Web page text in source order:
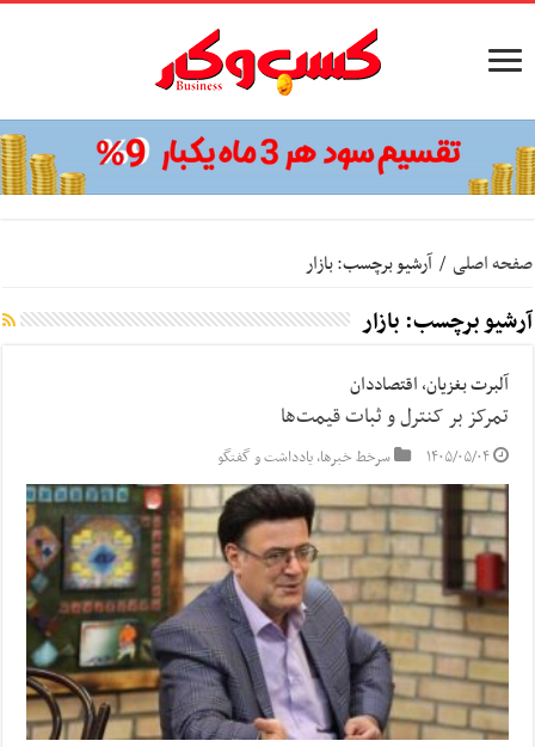
صفحه اصلی / آرشیو برچسب: بازار
آرشیو برچسب:بازار
آلبرت بغزیان، اقتصاددان
تمرکز بر کنترل و ثبات قیمت‌ها
۱۴۰۵/۰۵/۰۴ سرخط خبرها,یادداشت و گفتگو